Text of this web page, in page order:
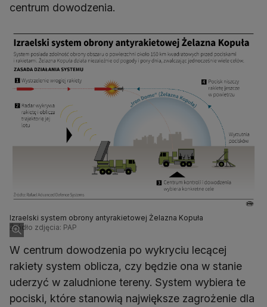
centrum dowodzenia.
Izraelski system obrony antyrakietowej Żelazna Kopuła
Źródło zdjęcia: PAP
W centrum dowodzenia po wykryciu lecącej
rakiety system oblicza, czy będzie ona w stanie
uderzyć w zaludnione tereny. System wybiera te
pociski, które stanowią największe zagrożenie dla